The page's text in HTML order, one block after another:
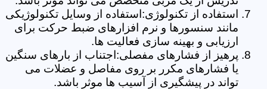
استفاده از تکنولوژی:استفاده از وسایل تکنولوژیکی
مانند سنسورها و نرم افزارهای ضبط حرکت برای
ارزیابی و بهینه سازی فعالیت ها.
پرهیز از فشارهای مفصلی:اجتناب از بارهای سنگین
یا فشارهای مکرر بر روی مفاصل و عضلات می
تواند در پیشگیری از آسیب ها موثر باشد.